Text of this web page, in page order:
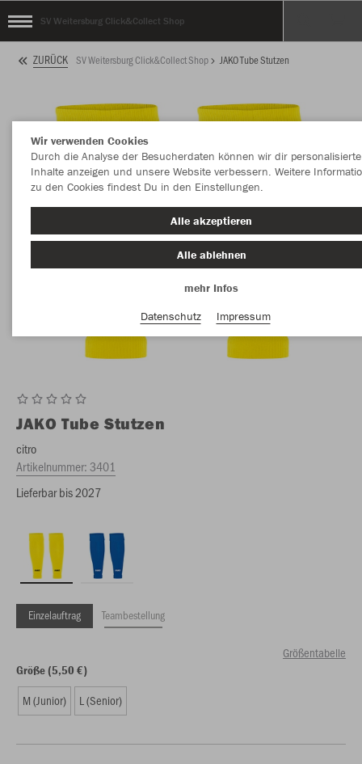
SV Weitersburg Click&Collect Shop
ZURÜCK SV Weitersburg Click&Collect Shop JAKO Tube Stutzen
JAKO Tube Stutzen
citro
Artikelnummer:3401
Lieferbar bis 2027
Einzelauftrag Teambestellung
Größentabelle
Größe (5,50 €)
M (Junior) L (Senior)
Wir verwenden Cookies
Durch die Analyse der Besucherdaten können wir dir personalisierte
Inhalte anzeigen und unsere Website verbessern. Weitere
zu den Cookies findest Du in den Einstellungen.
Alle akzeptieren
Alle ablehnen
mehr Infos
Datenschutz
Impressum